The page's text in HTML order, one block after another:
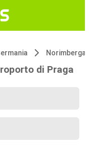
Norimberga
di Praga